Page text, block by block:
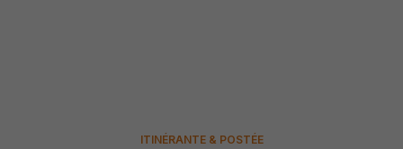
ITINÉRANTE & POSTÉE